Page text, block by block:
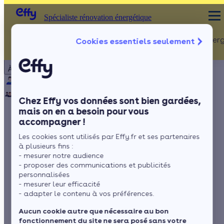
Cookies essentiels seulement
Chez Effy vos données sont bien gardées,
mais on en a besoin pour vous
accompagner !
Les cookies sont utilisés par Effy.fr et ses partenaires
à plusieurs fins :
- mesurer notre audience
- proposer des communications et publicités
personnalisées
- mesurer leur efficacité
- adapter le contenu à vos préférences.
Aucun cookie autre que nécessaire au bon
fonctionnement du site ne sera posé sans votre
À propos
Notre équipe
Rejoignez-nous Presse
Spécialiste rénovation énergétique Rénovation
Murs
Sols
Spécialiste rénovation énergétique
Comment fonctionne
un cadastre solaire ?
par L’équipe de rédaction